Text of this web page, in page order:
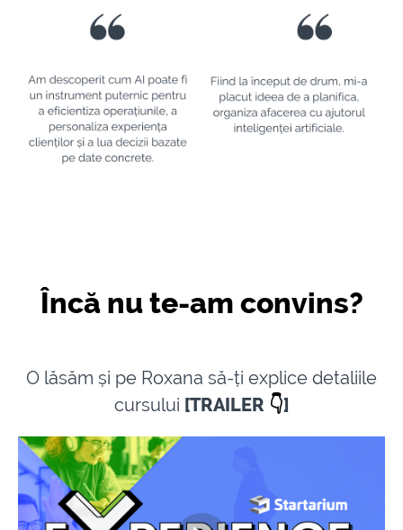
Încă nu te-am convins?
O lăsăm și pe Roxana să-ți explice detaliile
cursului [TRAILER 👇]